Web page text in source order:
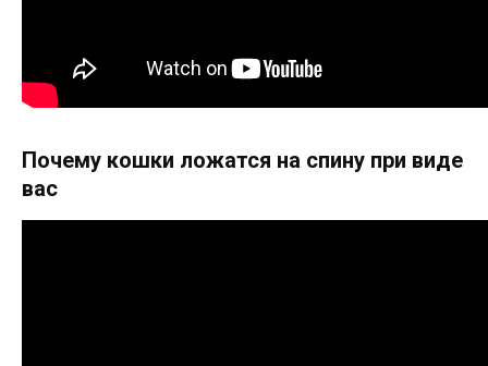
Почему кошки ложатся на спину при виде
вас